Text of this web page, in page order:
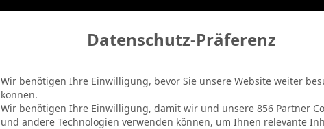
Tabelle Champions League BVB-Netradio
Datenschutz-Präferenz
Wir benötigen Ihre Einwilligung, bevor Sie unsere Website weiter
können.
Wir benötigen Ihre Einwilligung, damit wir und unsere 856 Partner
und andere Technologien verwenden können, um Ihnen relevante